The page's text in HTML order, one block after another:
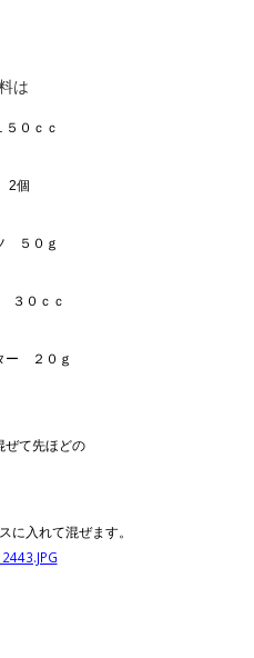
は
０ｃｃ
2個
５０ｇ
０ｃｃ
ー ２０ｇ
ぜて先ほどの
に入れて混ぜます。